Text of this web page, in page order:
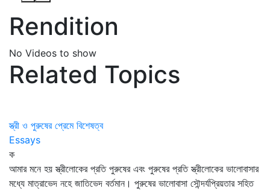
Rendition
No Videos to show
Related Topics
স্ত্রী ও পুরুষের প্রেমে বিশেষত্ব
Essays
ক
আমার মনে হয় স্ত্রীলোকের প্রতি পুরুষের এবং পুরুষের প্রতি স্ত্রীলোকের ভালোবাসার
মধ্যে মাত্রাভেদ নহে জাতিভেদ বর্তমান। পুরুষের ভালোবাসা সৌন্দর্যপ্রিয়তার সহিত